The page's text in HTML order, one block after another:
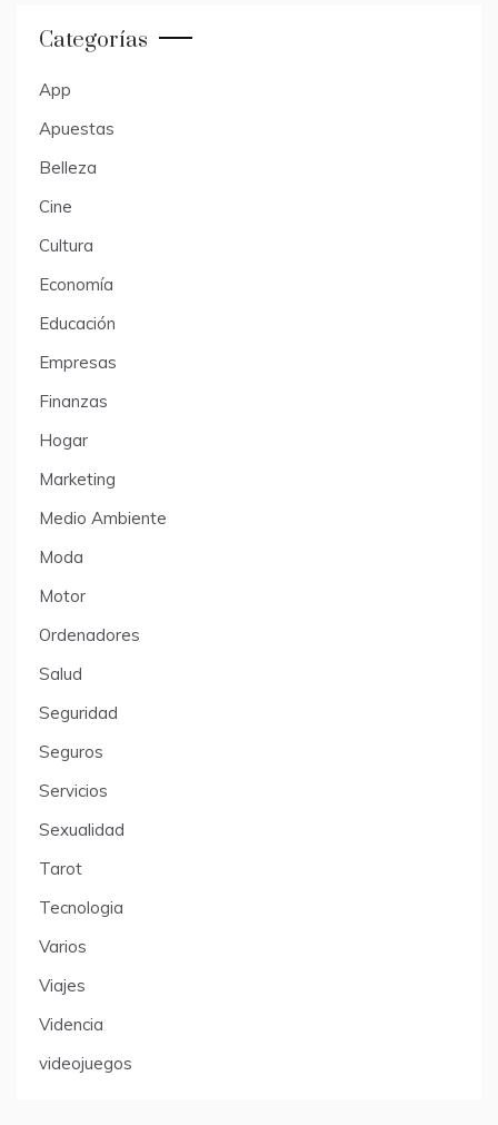
Categorías
App
Apuestas
Belleza
Cine
Cultura
Economía
Educación
Empresas
Finanzas
Hogar
Marketing
Medio Ambiente
Moda
Motor
Ordenadores
Salud
Seguridad
Seguros
Servicios
Sexualidad
Tarot
Tecnologia
Varios
Viajes
Videncia
videojuegos